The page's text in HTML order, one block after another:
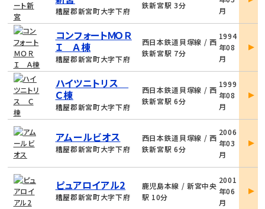
糟屋郡新宮町大字下府
鉄新宮駅 3分
月
詳
コンフォートＭＯＲ
Ｉ Ａ棟
糟屋郡新宮町大字下府
西日本鉄道貝塚線 / 西
鉄新宮駅 7分
1994
年08
月
詳
ハイツニトリス
Ｃ棟
糟屋郡新宮町大字下府
西日本鉄道貝塚線 / 西
鉄新宮駅 6分
1999
年08
月
詳
アムールビオス
糟屋郡新宮町大字下府
西日本鉄道貝塚線 / 西
鉄新宮駅 6分
2006
年03
月
詳
ピュアロイアル2
糟屋郡新宮町大字下府
鹿児島本線 / 新宮中央
駅 10分
2001
年06
月
詳